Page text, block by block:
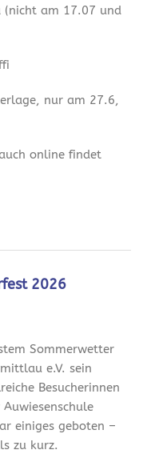
(nicht am 17.07 und
nur am 27.6,
online findet
2026
Sommerwetter
e.V. sein
Besucherinnen
einiges geboten –
zu kurz.